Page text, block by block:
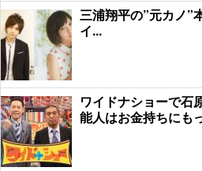
三浦翔平の”元カノ”
イ...
ワイドナショーで石
能人はお金持ちにも